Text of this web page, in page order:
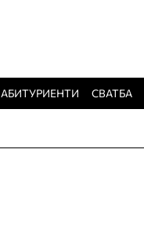
АБИТУРИЕНТИ СВАТБА